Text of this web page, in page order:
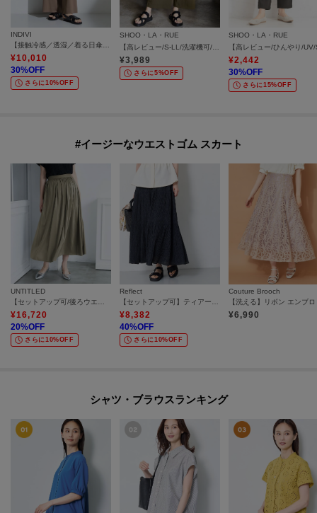
INDIVI
【接触冷感／透湿／着る日傘】イージーワイドパンツ
¥10,010
30%OFF
さらに10%OFF
SHOO・LA・RUE
【高レビュー/S-LL/洗濯機可/セットアップ可】着丈選べる 軽凛(かろりん) ひんやりフラップイージーパンツ
¥3,989
さらに5%OFF
SHOO・LA・RUE
¥2,442
30%OFF
さらに15%OFF
#イージーなウエストゴム スカート
UNTITLED
¥16,720
20%OFF
さらに10%OFF
Reflect
¥8,382
40%OFF
さらに10%OFF
Couture Brooch
¥6,990
シャツ・ブラウスランキング